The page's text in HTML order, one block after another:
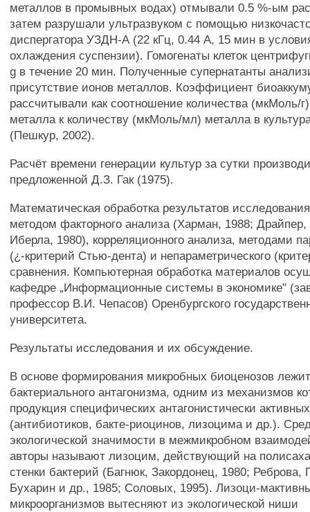
металлов в промывных водах) отмывали 0.5 %-ым
затем разрушали ультразвуком с помощью
диспергатора УЗДН-А (22 кГц, 0.44 А, 15 мин в
охлаждения суспензии). Гомогенаты клеток
g в течение 20 мин. Полученные супернатанты
присутствие ионов металлов. Коэффициент
рассчитывали как соотношение количества (мкМоль/г)
металла к количеству (мкМоль/мл) металла в
(Пешкур, 2002).
Расчёт времени генерации культур за сутки
предложенной Д.З. Гак (1975).
Математическая обработка результатов
методом факторного анализа (Харман, 1988;
Иберла, 1980), корреляционного анализа, методами
(¿-критерий Стью-дента) и непараметрического
сравнения. Компьютерная обработка материалов
кафедре „Информационные системы в экономике"
профессор В.И. Чепасов) Оренбургского
университета.
Результаты исследования и их обсуждение.
В основе формирования микробных биоценозов
бактериального антагонизма, одним из механизмов
продукция специфических антагонистически
(антибиотиков, бакте-риоцинов, лизоцима и др.).
экологической значимости в межмикробном
авторы называют лизоцим, действующий на
стенки бактерий (Багнюк, Закордонец, 1980; Реброва,
Бухарин и др., 1985; Соловых, 1995). Лизоци-
микроорганизмов вытесняют из экологической ниши